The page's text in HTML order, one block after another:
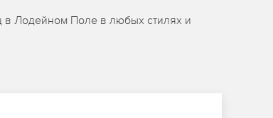
в Лодейном Поле в любых стилях и